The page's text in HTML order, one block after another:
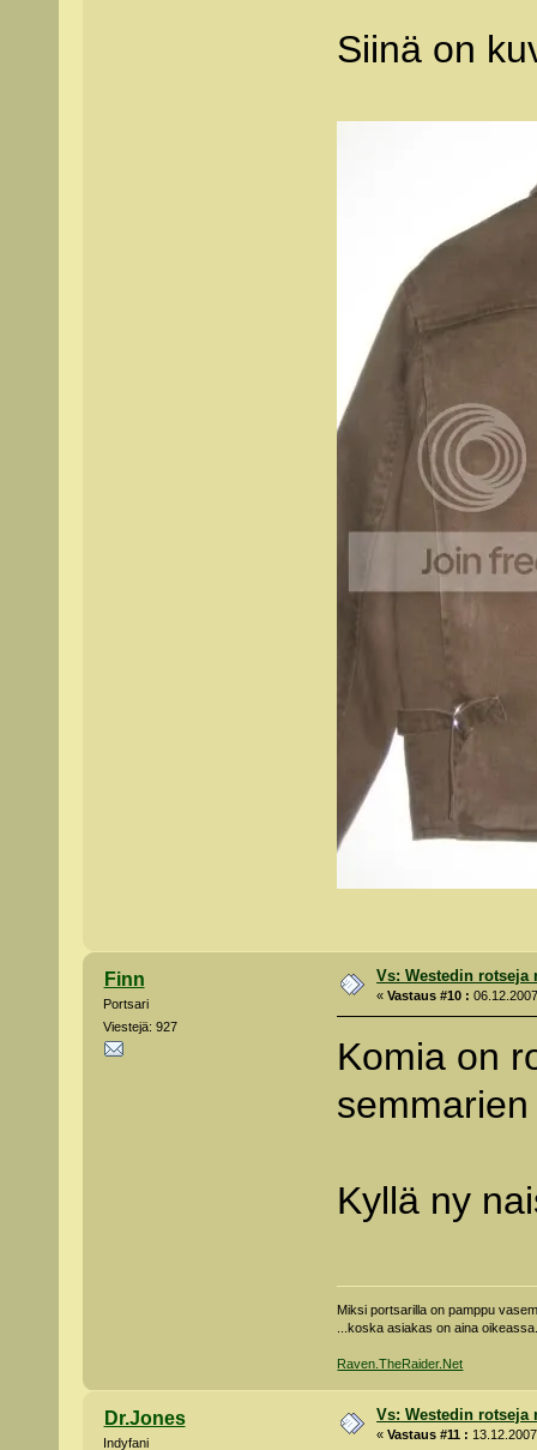
Siinä on
Finn
Portsari
Viestejä: 927
Vs: Westedin rotseja
«Vastaus #10 :
Komia on
Kyllä ny
Miksi portsarilla on pamppu
...koska asiakas on aina
Raven.TheRaider.Net
Dr.Jones
Indyfani
Vs: Westedin rotseja
«Vastaus #11 :